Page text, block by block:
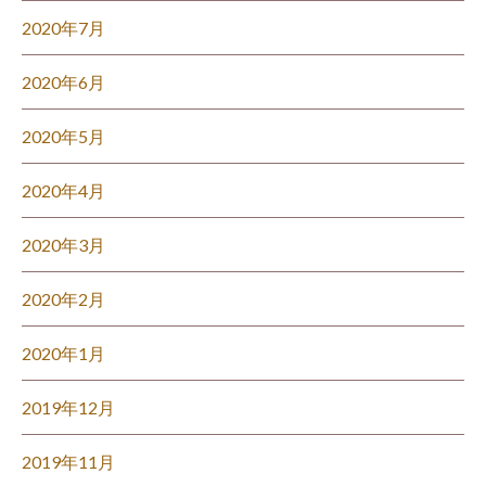
2020年7月
2020年6月
2020年5月
2020年4月
2020年3月
2020年2月
2020年1月
2019年12月
2019年11月